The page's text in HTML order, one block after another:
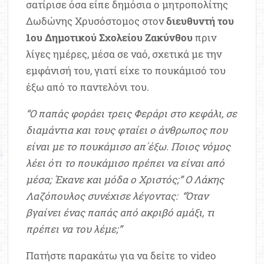
σατίρισε όσα είπε δημόσια ο μητροπολίτης
Δωδώνης Χρυσόστομος στονδιευθυντή του
1ου Δημοτικού Σχολείου Ζακύνθουπριν
λίγες ημέρες, μέσα σε ναό, σχετικά με την
εμφάνισή του, γιατί είχε το πουκάμισό του
έξω από το παντελόνι του.
“Ο παπάς φοράει τρεις Φεράρι στο κεφάλι, σε
διαμάντια και τους φταίει ο άνθρωπος που
είναι με το πουκάμισο απ΄έξω. Ποιος νόμος
λέει ότι το πουκάμισο πρέπει να είναι από
μέσα; Έκανε και μόδα ο Χριστός;” Ο Λάκης
Λαζόπουλος συνέχισε λέγοντας: “Όταν
βγαίνει ένας παπάς από ακριβό αμάξι, τι
πρέπει να του λέμε;”
Πατήστε παρακάτω για να δείτε το video